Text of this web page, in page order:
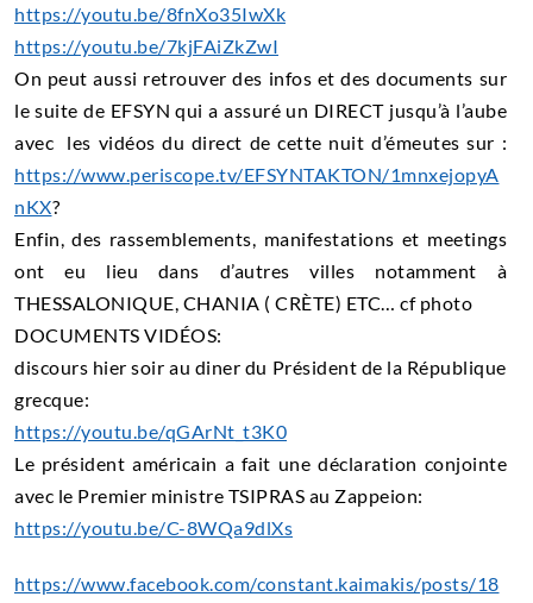
https://youtu.be/8fnXo35IwXk
https://youtu.be/7kjFAiZkZwI
On peut aussi retrouver des infos et des documents sur
le suite de EFSYN qui a assuré un DIRECT jusqu’à l’aube
avec les vidéos du direct de cette nuit d’émeutes sur :
https://www.periscope.tv/EFSYNTAKTON/1mnxejopyA
nKX?
Enfin, des rassemblements, manifestations et meetings
ont eu lieu dans d’autres villes notamment à
THESSALONIQUE, CHANIA ( CRÈTE) ETC… cf photo
DOCUMENTS VIDÉOS:
discours hier soir au diner du Président de la République
grecque:
https://youtu.be/qGArNt_t3K0
Le président américain a fait une déclaration conjointe
avec le Premier ministre TSIPRAS au Zappeion:
https://youtu.be/C-8WQa9dlXs
https://www.facebook.com/constant.kaimakis/posts/18